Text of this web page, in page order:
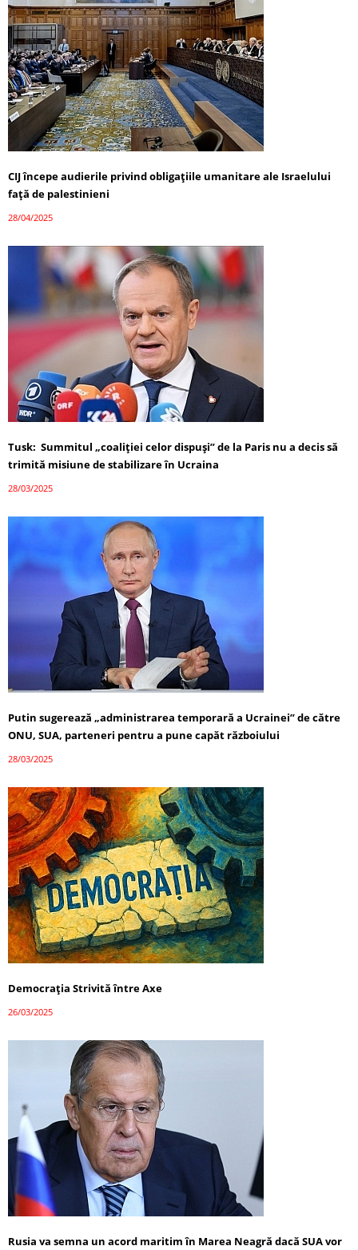
CIJ începe audierile privind obligațiile umanitare ale Israelului
față de palestinieni
28/04/2025
Tusk: Summitul „coaliției celor dispuși” de la Paris nu a decis să
trimită misiune de stabilizare în Ucraina
28/03/2025
Putin sugerează „administrarea temporară a Ucrainei” de către
ONU, SUA, parteneri pentru a pune capăt războiului
28/03/2025
Democrația Strivită între Axe
26/03/2025
Rusia va semna un acord maritim în Marea Neagră dacă SUA vor